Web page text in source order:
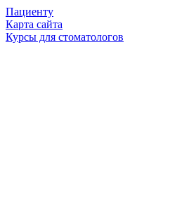
Пациенту
Карта сайта
Курсы для стоматологов